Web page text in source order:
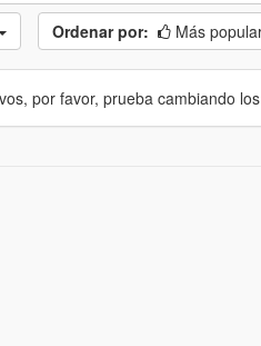
Ordenar por: Más
por favor, prueba cambiando